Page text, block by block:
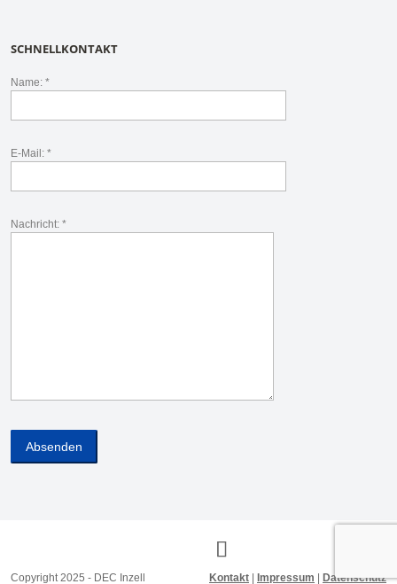
SCHNELLKONTAKT
Name: *
E-Mail: *
Nachricht: *
Copyright 2025 - DEC Inzell Kontakt Impressum Datenschutz